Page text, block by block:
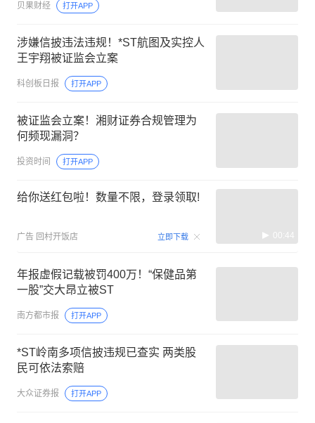
贝果财经 打开APP
涉嫌信披违法违规！*ST航图及实控人
王宇翔被证监会立案
科创板日报 打开APP
被证监会立案！湘财证券合规管理为
何频现漏洞？
投资时间 打开APP
给你送红包啦！数量不限，登录领取!
广告 回村开饭店 立即下载 00:44
年报虚假记载被罚400万！“保健品第
一股”交大昂立被ST
南方都市报 打开APP
*ST岭南多项信披违规已查实 两类股
民可依法索赔
大众证券报 打开APP